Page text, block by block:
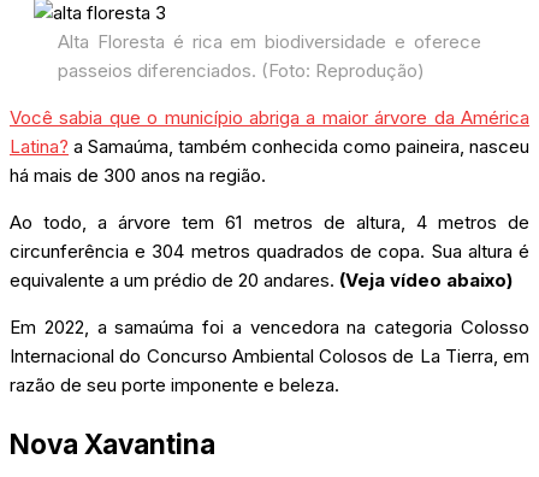
Alta Floresta é rica em biodiversidade e oferece
passeios diferenciados. (Foto: Reprodução)
Você sabia que o município abriga a maior árvore da América
Latina? a Samaúma, também conhecida como paineira, nasceu
há mais de 300 anos na região.
Ao todo, a árvore tem 61 metros de altura, 4 metros de
circunferência e 304 metros quadrados de copa. Sua altura é
equivalente a um prédio de 20 andares. (Veja vídeo abaixo)
Em 2022, a samaúma foi a vencedora na categoria Colosso
Internacional do Concurso Ambiental Colosos de La Tierra, em
razão de seu porte imponente e beleza.
Nova Xavantina